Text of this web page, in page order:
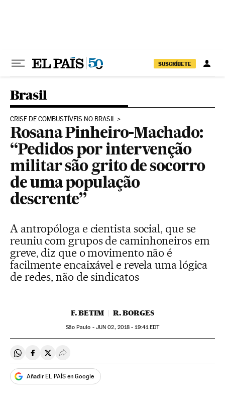
SUSCRÍBETE
Brasil
CRISE DE COMBUSTÍVEIS NO BRASIL
Rosana Pinheiro-Machado:
“Pedidos por intervenção
militar são grito de socorro
de uma população
descrente”
A antropóloga e cientista social, que se
reuniu com grupos de caminhoneiros em
greve, diz que o movimento não é
facilmente encaixável e revela uma lógica
de redes, não de sindicatos
F. BETIM R. BORGES
São Paulo - JUN 02, 2018 - 19:41EDT
Compartir en Whatsapp
Compartir en Facebook
Compartir en Twitter
Desplegar Redes Sociales
Añadir EL PAÍS en Google